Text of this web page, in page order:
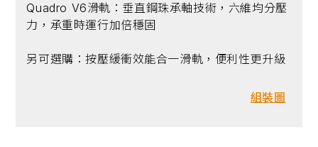
Quadro V6滑軌：垂直鋼珠承軸技術，六維均分壓
力，承重時運行加倍穩固
另可選購：按壓緩衝效能合一滑軌，便利性更升級
組裝圖